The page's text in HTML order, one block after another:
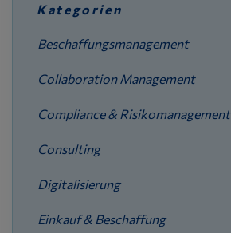
Kategorien
Beschaffungsmanagement
Collaboration Management
Compliance & Risikomanagement
Consulting
Digitalisierung
Einkauf & Beschaffung